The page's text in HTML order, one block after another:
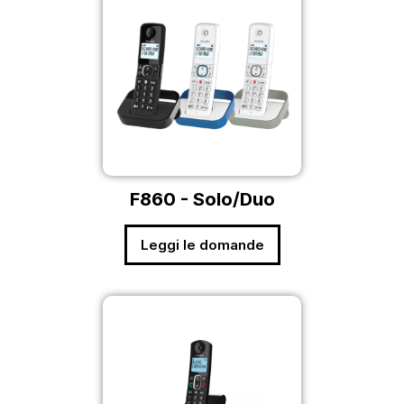
F860 - Solo/Duo
Leggi le domande